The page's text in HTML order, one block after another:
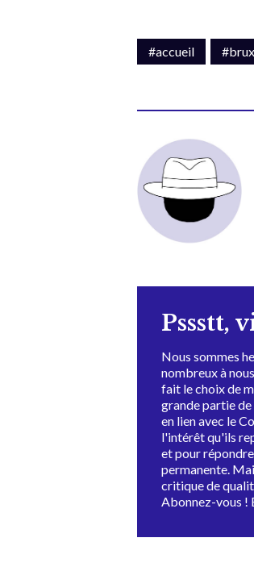
#accueil
Pssstt,
Nous sommes
nombreux à
fait le choix de
grande partie
en lien avec le
l'intérêt qu'ils
et pour
permanente.
critique de
Abonnez-vous !